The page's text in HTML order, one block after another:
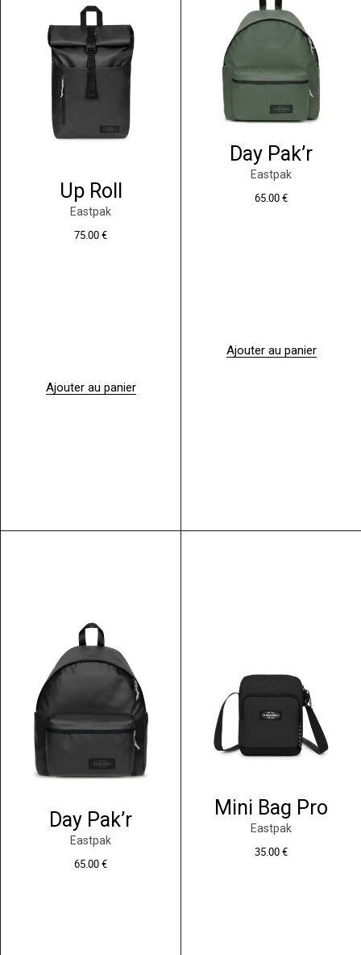
Up Roll
Eastpak
75.00€
Ajouter au panier
Day Pak’r
Eastpak
65.00€
Ajouter au panier
Day Pak’r
Eastpak
65.00€
Mini Bag Pro
Eastpak
35.00€